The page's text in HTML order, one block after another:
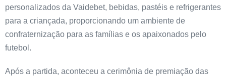
personalizados da Vaidebet, bebidas, pastéis e refrigerantes
para a criançada, proporcionando um ambiente de
confraternização para as famílias e os apaixonados pelo
futebol.
Após a partida, aconteceu a cerimônia de premiação das